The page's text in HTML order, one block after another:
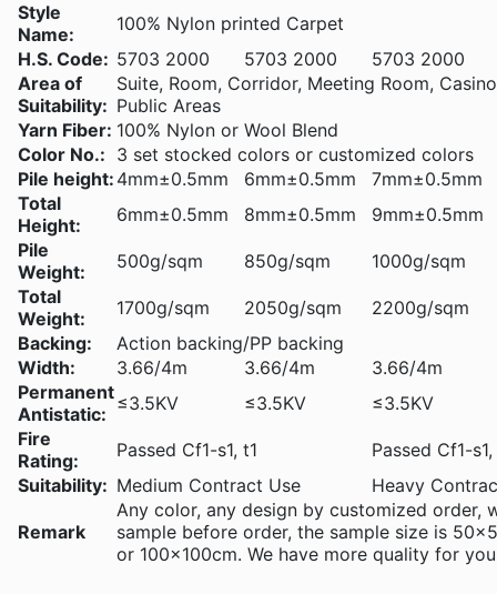
Style
Name:
100% Nylon printed Carpet
H.S. Code: 5703 2000 5703 2000
5703 2000
Area of
Suitability:
Suite, Room, Corridor, Meeting Room,
Public Areas
Yarn Fiber: 100% Nylon or Wool Blend
Color No.: 3 set stocked colors or customized colors
Pile height: 4mm±0.5mm 6mm±0.5mm
7mm±0.5mm
Total
Height:
6mm±0.5mm 8mm±0.5mm
9mm±0.5mm
Pile
Weight:
500g/sqm 850g/sqm
1000g/sqm
Total
Weight:
1700g/sqm 2050g/sqm
2200g/sqm
Backing:
Action backing/PP backing
Width:
3.66/4m 3.66/4m
3.66/4m
Permanent
Antistatic: ≤3.5KV ≤3.5KV
≤3.5KV
Fire
Rating:
Passed Cf1-s1, t1
Passed Cf1-s1,
Suitability: Medium Contract Use Heavy
Remark
Any color, any design by customized order,
sample before order, the sample size is
or 100x100cm. We have more quality for